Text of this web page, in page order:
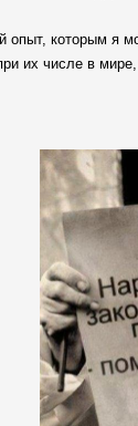
опыт, которым я
их числе в